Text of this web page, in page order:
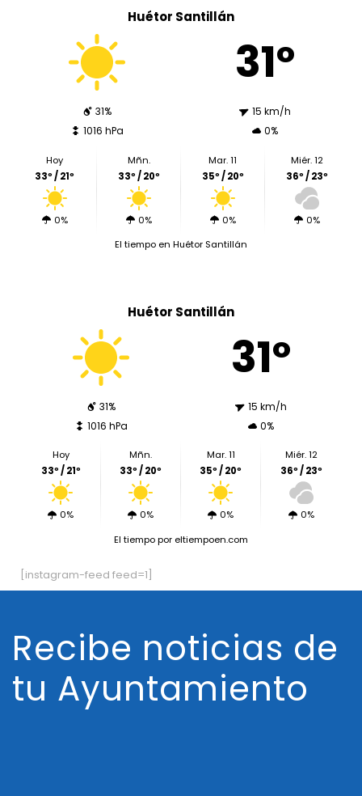
Huétor Santillán
31º
31%
15 km/h
1016 hPa
0%
Hoy
33º / 21º
0%
Mñn.
33º / 20º
0%
Mar. 11
35º / 20º
0%
Miér. 12
36º / 23º
0%
El tiempo en Huétor Santillán
Huétor Santillán
31º
31%
15 km/h
1016 hPa
0%
Hoy
33º / 21º
0%
Mñn.
33º / 20º
0%
Mar. 11
35º / 20º
0%
Miér. 12
36º / 23º
0%
El tiempopor eltiempoen.com
[instagram-feed feed=1]
Recibe noticias de
tu Ayuntamiento